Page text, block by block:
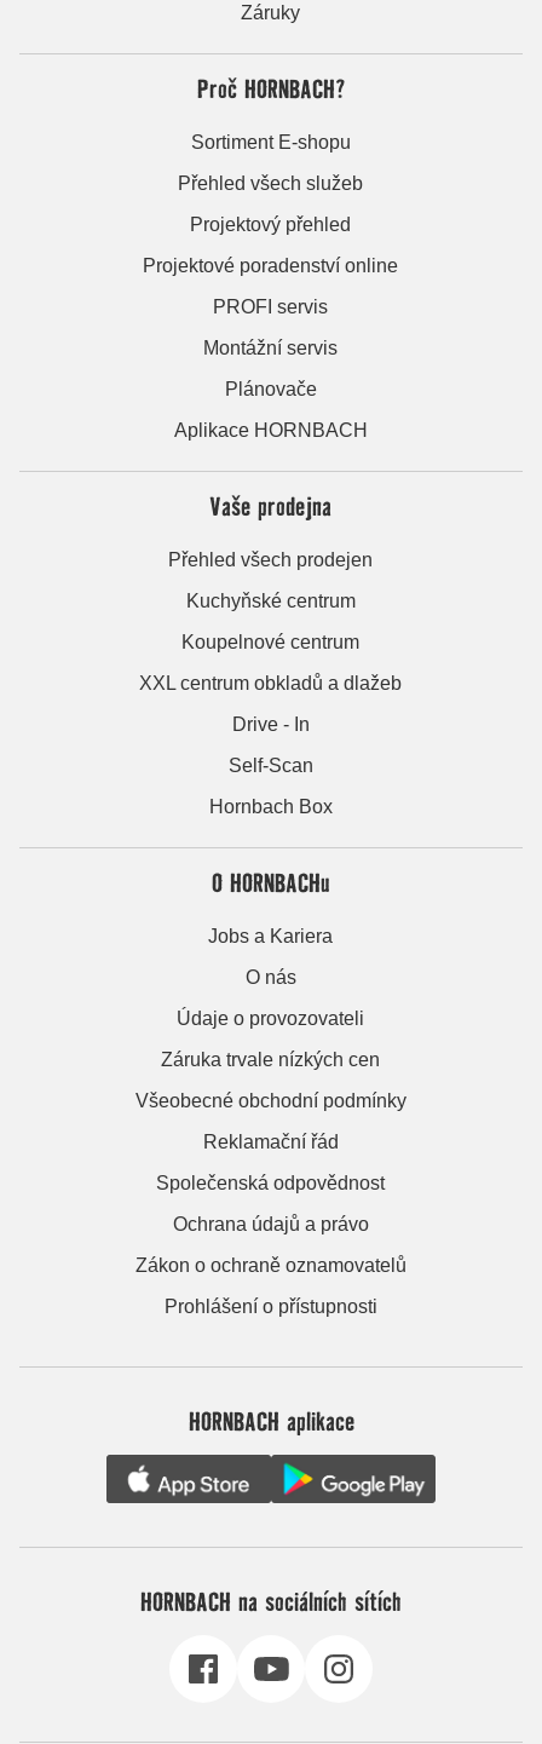
Záruky
Proč HORNBACH?
Sortiment E-shopu
Přehled všech služeb
Projektový přehled
Projektové poradenství online
PROFI servis
Montážní servis
Plánovače
Aplikace HORNBACH
Vaše prodejna
Přehled všech prodejen
Kuchyňské centrum
Koupelnové centrum
XXL centrum obkladů a dlažeb
Drive - In
Self-Scan
Hornbach Box
O HORNBACHu
Jobs a Kariera
O nás
Údaje o provozovateli
Záruka trvale nízkých cen
Všeobecné obchodní podmínky
Reklamační řád
Společenská odpovědnost
Ochrana údajů a právo
Zákon o ochraně oznamovatelů
Prohlášení o přístupnosti
HORNBACH aplikace
HORNBACH na sociálních sítích